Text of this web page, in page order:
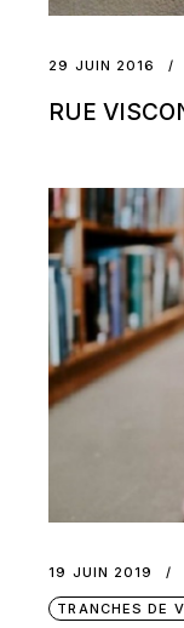
29 JUIN 2016
RUE
19 JUIN 2019
TRANCHES DE